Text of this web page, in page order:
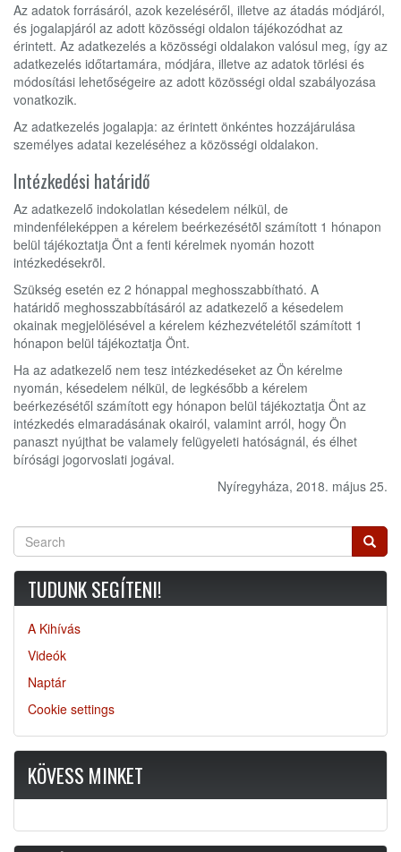
Az adatok forrásáról, azok kezeléséről, illetve az átadás módjáról,
és jogalapjáról az adott közösségi oldalon tájékozódhat az
érintett. Az adatkezelés a közösségi oldalakon valósul meg, így az
adatkezelés időtartamára, módjára, illetve az adatok törlési és
módosítási lehetőségeire az adott közösségi oldal szabályozása
vonatkozik.
Az adatkezelés jogalapja: az érintett önkéntes hozzájárulása
személyes adatai kezeléséhez a közösségi oldalakon.
Intézkedési határidő
Az adatkezelő indokolatlan késedelem nélkül, de
mindenféleképpen a kérelem beérkezésétõl számított 1 hónapon
belül tájékoztatja Önt a fenti kérelmek nyomán hozott
intézkedésekrõl.
Szükség esetén ez 2 hónappal meghosszabbítható. A
határidő meghosszabbításáról az adatkezelő a késedelem
okainak megjelölésével a kérelem kézhezvételétől számított 1
hónapon belül tájékoztatja Önt.
Ha az adatkezelő nem tesz intézkedéseket az Ön kérelme
nyomán, késedelem nélkül, de legkésőbb a kérelem
beérkezésétől számított egy hónapon belül tájékoztatja Önt az
intézkedés elmaradásának okairól, valamint arról, hogy Ön
panaszt nyújthat be valamely felügyeleti hatóságnál, és élhet
bírósági jogorvoslati jogával.
Nyíregyháza, 2018. május 25.
Search
TUDUNK SEGÍTENI!
A Kihívás
Videók
Naptár
Cookie settings
KÖVESS MINKET